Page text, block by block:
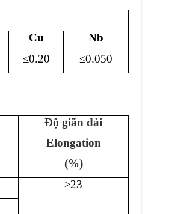
Cu
Nb
≤0.20 ≤0.050
Độ giãn dài
Elongation
(%)
≥23